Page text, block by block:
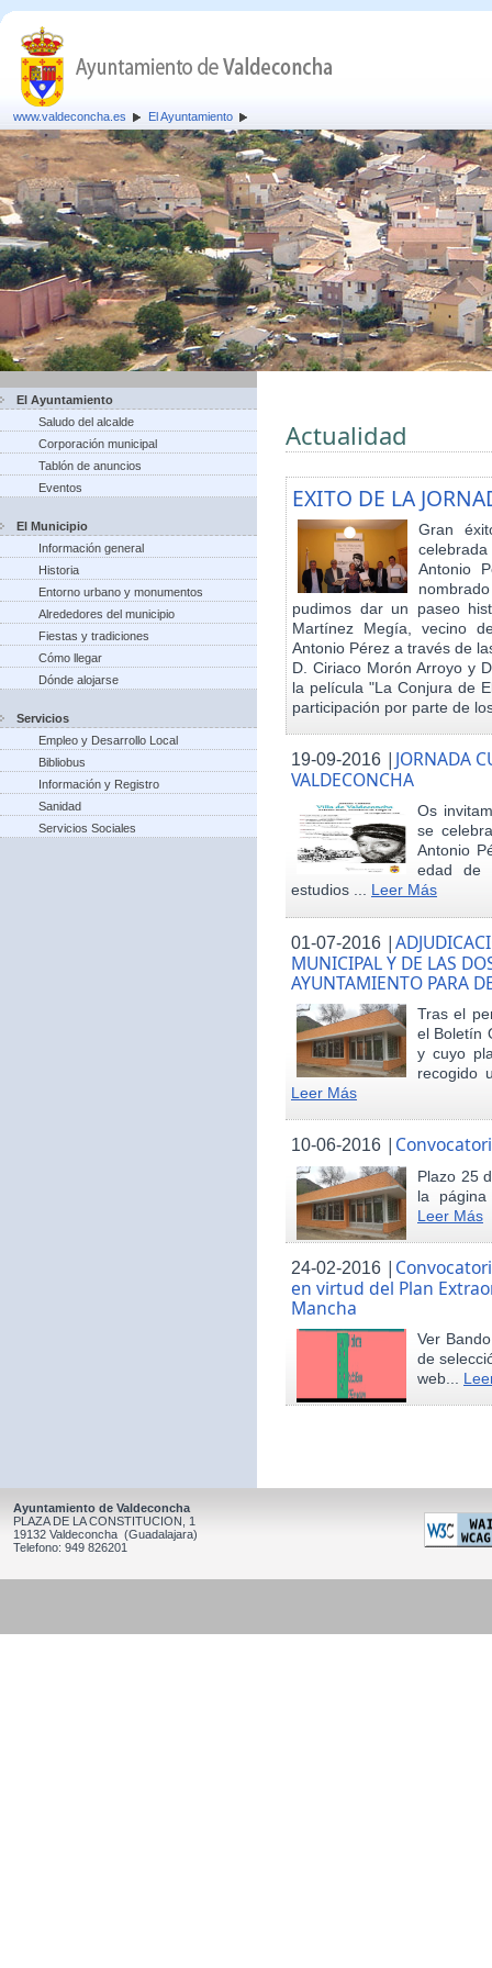
www.valdeconcha.es El Ayuntamiento
El Ayuntamiento
Saludo del alcalde
Corporación municipal
Tablón de anuncios
Eventos
El Municipio
Información general
Historia
Entorno urbano y monumentos
Alrededores del municipio
Fiestas y tradiciones
Cómo llegar
Dónde alojarse
Servicios
Empleo y Desarrollo Local
Bibliobus
Información y Registro
Sanidad
Servicios Sociales
Actualidad
EXITO DE LA
Gran
Antonio
pudimos dar un paseo
Martínez Megía, vecino
Antonio Pérez a través de
D. Ciriaco Morón Arroyo y
la película "La Conjura de
participación por parte de
19-09-2016 | JORNADA
VALDECONCHA
Os
se
Antonio
edad de
estudios ... Leer Más
01-07-2016 |
MUNICIPAL Y DE LAS
AYUNTAMIENTO PARA
Tras el
el Boletín
y cuyo
recogido
Leer Más
10-06-2016 |
Plazo 25
la
Leer Más
24-02-2016 |
en virtud del Plan
Mancha
Ver
de
web...
Ayuntamiento de Valdeconcha
PLAZA DE LA CONSTITUCION, 1
19132 Valdeconcha (Guadalajara)
Telefono: 949 826201